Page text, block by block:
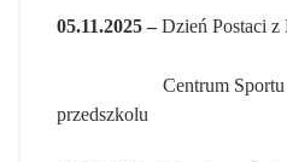
05.11.2025 – Dzień Postaci z
Centrum Sportu i
przedszkolu